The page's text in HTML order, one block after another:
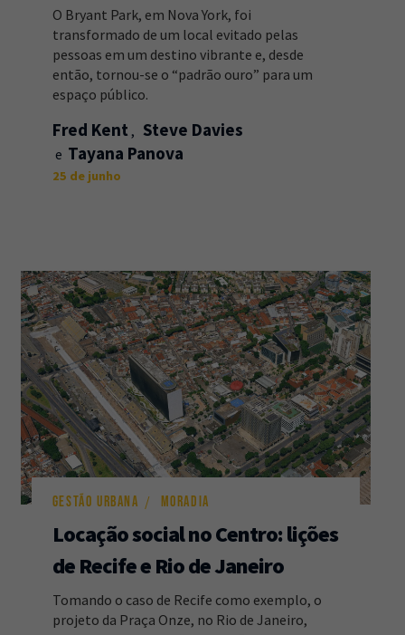
O Bryant Park, em Nova York, foi
transformado de um local evitado pelas
pessoas em um destino vibrante e, desde
então, tornou-se o “padrão ouro” para um
espaço público.
Fred Kent
Steve Davies
Tayana Panova
25 de junho
GESTÃO URBANA MORADIA
Locação social no Centro: lições
de Recife e Rio de Janeiro
Tomando o caso de Recife como exemplo, o
projeto da Praça Onze, no Rio de Janeiro,